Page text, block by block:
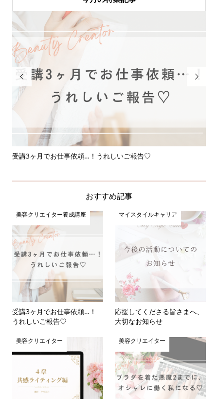

受講3ヶ月でお仕事依頼…！うれしいご報告♡

おすすめ記事
美容クリエイター養成講座
受講3ヶ月でお仕事依頼…！
うれしいご報告♡
マイスタイルキャリア
応援してくださる皆さまへ、
大切なお知らせ
美容クリエイター 美容クリエイター